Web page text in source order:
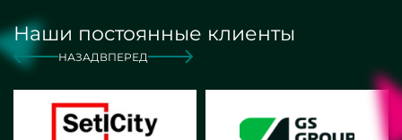
Наши постоянные клиенты
НАЗАД ВПЕРЕД